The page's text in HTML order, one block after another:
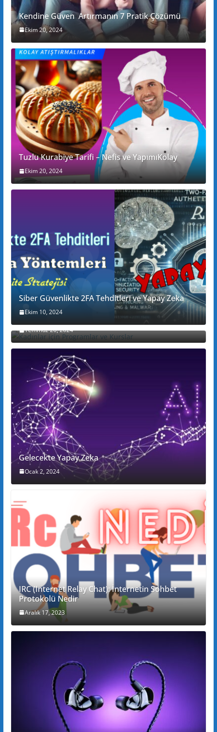
Kendine Güven Artırmanın 7 Pratik Çözümü
Ekim 20, 2024
Tuzlu Kurabiye Tarifi – Nefis ve YapımıKolay
Ekim 20, 2024
Siber Güvenlikte 2FA Tehditleri ve Yapay Zeka
Ekim 10, 2024
Kadınlar için Programlar ve Kurslar
Temmuz 20, 2024
Gelecekte Yapay Zeka
Ocak 2, 2024
IRC (Internet Relay Chat): İnternetin Sohbet
Protokolü Nedir
Aralık 17, 2023